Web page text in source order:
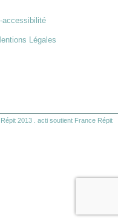
accessibilité
Légales
2013 .acti soutient France Répit